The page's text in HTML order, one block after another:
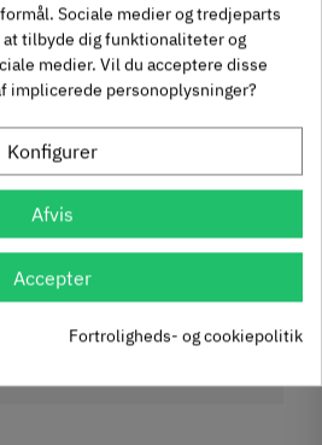
560 mm
Inkl. moms
Inkl. moms
Sociale medier og tredjeparts
tilbyde dig funktionaliteter og
medier. Vil du acceptere disse
implicerede personoplysninger?
Konfigurer
Afvis
Accepter
Fortroligheds- og cookiepolitik